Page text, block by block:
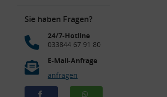
Sie haben Fragen?
24/7-Hotline
033844 67 91 80
E-Mail-Anfrage
anfragen